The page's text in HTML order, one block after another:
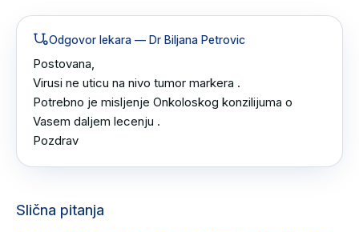
Odgovor lekara — Dr Biljana Petrovic
Postovana,
Virusi ne uticu na nivo tumor markera .
Potrebno je misljenje Onkoloskog konzilijuma o
Vasem daljem lecenju .
Pozdrav
Slična pitanja